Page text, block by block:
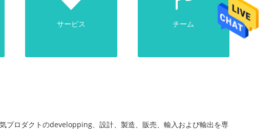
サービス チーム
プロダクトのdevelopping、設計、製造、販売、輸入および輸出を専